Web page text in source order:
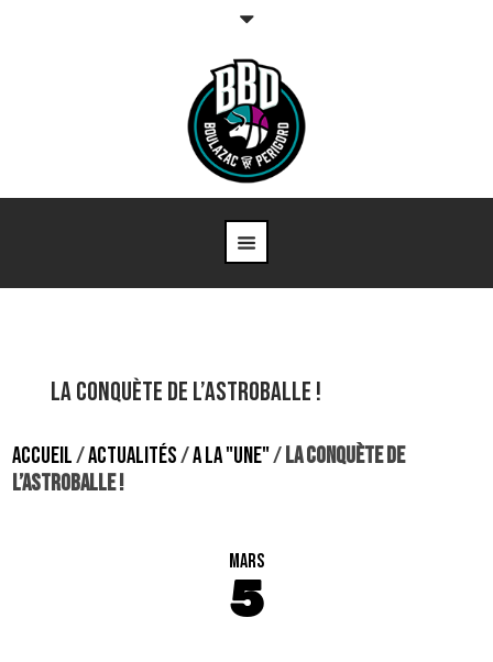
LA CONQUÈTE DE L’ASTROBALLE !
ACCUEIL/ACTUALITÉS/A LA "UNE"/LA CONQUÈTE DE
L’ASTROBALLE !
MARS
5